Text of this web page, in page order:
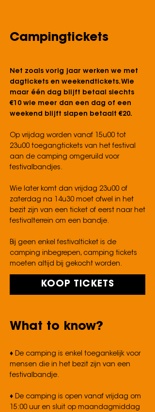
Campingtickets
Net zoals vorig jaar werken we met
dagtickets en weekendtickets. Wie
maar één dag blijft betaal slechts
€10 wie meer dan een dag of een
weekend blijft slapen betaalt €20.
Op vrijdag worden vanaf 15u00 tot
23u00 toegangtickets van het festival
aan de camping omgeruild voor
festivalbandjes.
Wie later komt dan vrijdag 23u00 of
zaterdag na 14u30 moet ofwel in het
bezit zijn van een ticket of eerst naar het
festivalterrein om een bandje.
Bij geen enkel festivalticket is de
camping inbegrepen, camping tickets
moeten altijd bij gekocht worden.
KOOP TICKETS
What to know?
♦ De camping is enkel toegankelijk voor
mensen die in het bezit zijn van een
festivalbandje.
♦ De camping is open vanaf vrijdag om
15:00 uur en sluit op maandagmiddag